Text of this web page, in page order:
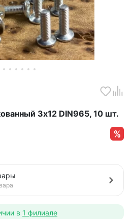
3х12 DIN965, 10 шт.
в 1 филиале